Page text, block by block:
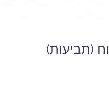
(תביעות)